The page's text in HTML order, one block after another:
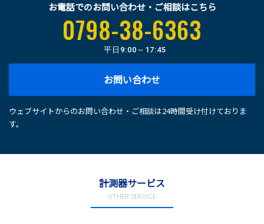
お電話でのお問い合わせ・ご相談はこちら
0798-38-6363
平日 9:00～17:45
お問い合わせ
ウェブサイトからのお問い合わせ・ご相談は24時間受け付けておりま
す。
計測器サービス
OTHER SERVICE